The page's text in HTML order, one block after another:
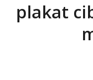
plakat